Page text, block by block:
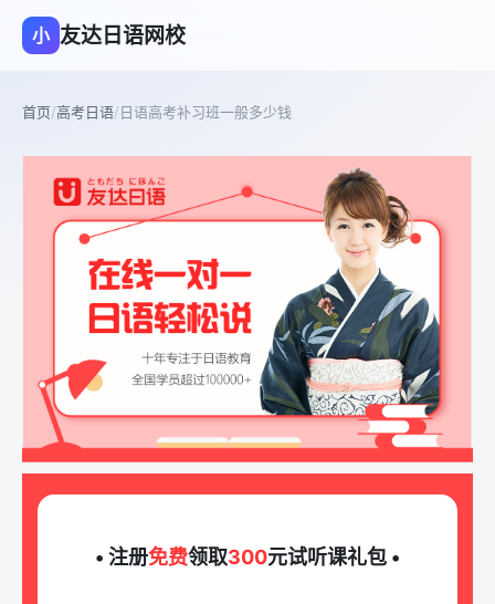
小 友达日语网校
首页/高考日语/日语高考补习班一般多少钱
• 注册免费领取300元试听课礼包 •